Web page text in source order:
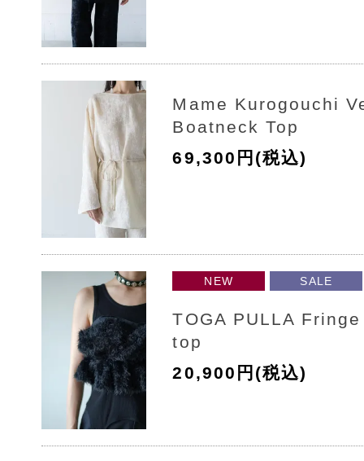
Mame Kurogouchi
Boatneck Top
69,300円(税込)
NEW SALE
TOGA PULLA
top
20,900円(税込)